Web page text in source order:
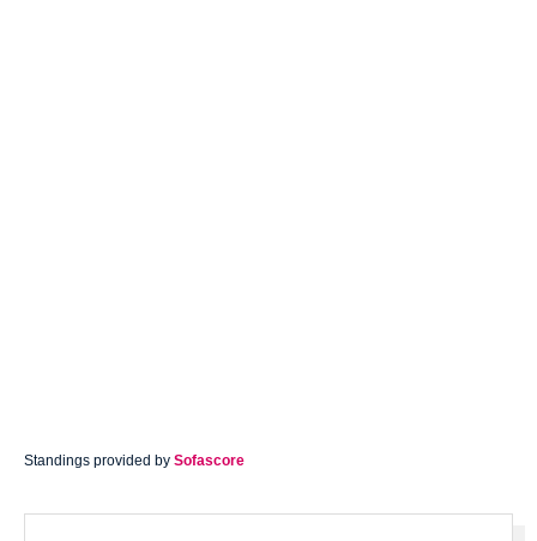
Standings provided by Sofascore